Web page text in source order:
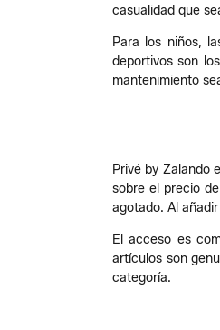
casualidad que
Para los niños,
deportivos son
mantenimiento
Privé by Zalando
sobre el precio
agotado. Al
El acceso es
artículos son
categoría.